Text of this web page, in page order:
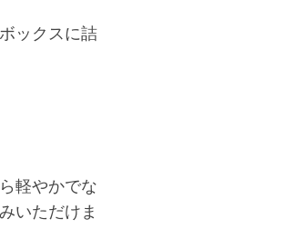
ックスに詰
軽やかでな
いただけま